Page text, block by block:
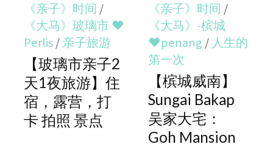
《亲子》时间 /
《大马》玻璃市 ♥
Perlis/亲子旅游
【玻璃市亲子2
天1夜旅游】住
宿，露营，打
卡 拍照 景点
《亲子》时间 /
《大马》-槟城
♥penang / 人生的
第一次
【槟城威南】
Sungai Bakap
吴家大宅：
Goh Mansion